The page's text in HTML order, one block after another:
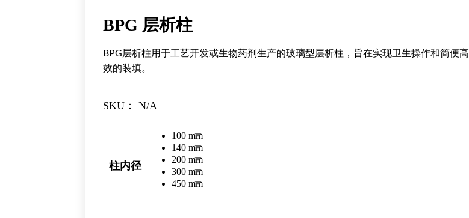
BPG 层析柱
BPG层析柱用于工艺开发或生物药剂生产的玻璃型层析柱，旨在实现卫生操作和简便高
效的装填。
SKU： N/A
柱内径
100 mm
140 mm
200 mm
300 mm
450 mm